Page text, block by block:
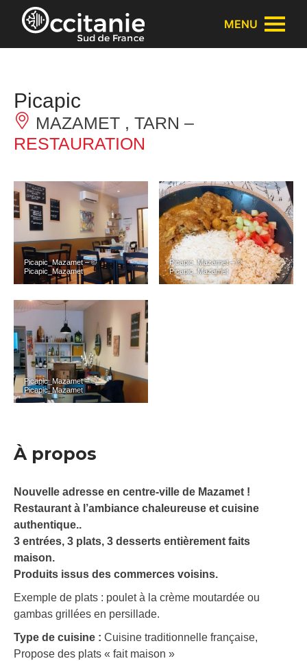
Panneau de gestion des cookies
MENU
Picapic
MAZAMET , TARN –
RESTAURATION
Picapic_Mazamet – ©
Picapic_Mazamet
Picapic_Mazamet – ©
Picapic_Mazamet
Picapic_Mazamet – ©
Picapic_Mazamet
À propos
Nouvelle adresse en centre-ville de Mazamet !
Restaurant à l’ambiance chaleureuse et cuisine
authentique..
3 entrées, 3 plats, 3 desserts entièrement faits
maison.
Produits issus des commerces voisins.
Exemple de plats : poulet à la crème moutardée ou
gambas grillées en persillade.
Type de cuisine : Cuisine traditionnelle française,
Propose des plats « fait maison »